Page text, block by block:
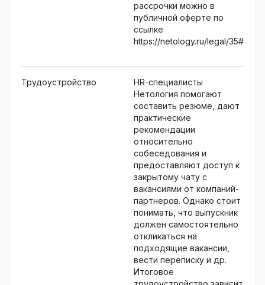
рассрочки можно в
публичной оферте по
ссылке
https://netology.ru/legal/35#!
Трудоустройство
HR-специалисты
Нетология помогают
составить резюме, дают
практические
рекомендации
относительно
собеседования и
предоставляют доступ к
закрытому чату с
вакансиями от компаний-
партнеров. Однако стоит
понимать, что выпускник
должен самостоятельно
откликаться на
подходящие вакансии,
вести переписку и др.
Итоговое